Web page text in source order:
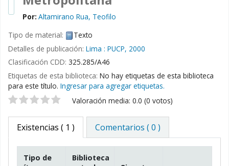
Por: Altamirano Rua, Teofilo
Tipo de material:
Texto
Detalles de publicación: Lima : PUCP, 2000
Clasificación CDD: 325.285/A46
Etiquetas de esta biblioteca: No hay etiquetas de esta biblioteca
para este título. Ingresar para agregar etiquetas.
Valoración Valoración media: 0.0 (0 votos)
Existencias ( 1 ) Comentarios ( 0 )
Tipo de
Biblioteca